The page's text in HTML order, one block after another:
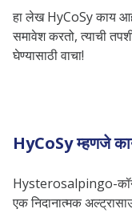
हा लेख HyCoSy काय
समावेश करतो, त्याची
घेण्यासाठी वाचा!
HyCoSy म्हणजे
Hysterosalpingo-
एक निदानात्मक